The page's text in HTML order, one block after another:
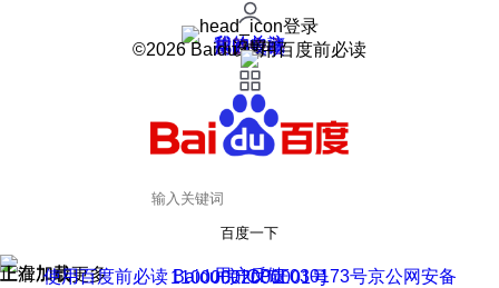
登录
我的关注
我的收藏
皮肤中心
用户反馈
设置
©2026 Baidu 使用百度前必读
百度一下
正在加载
上滑加载更多 用户反馈
使用百度前必读 Baidu 京ICP证030173号
京公网安备11000002000001号